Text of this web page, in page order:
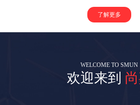
了解更多
WELCOME TO SMUN
欢迎来到